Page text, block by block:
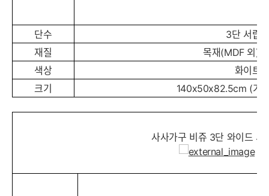
단수
3단 서랍장
재질
목재(MDF 외
색상
화이트
크기
140x50x82.5cm (가
사사가구 비쥬 3단 와이드 서